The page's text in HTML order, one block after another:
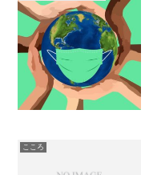
こころ